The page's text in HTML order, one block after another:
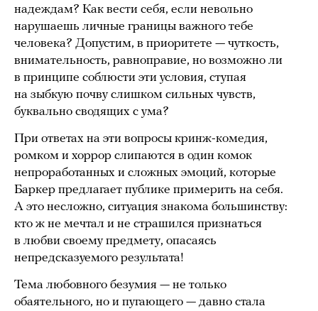
надеждам? Как вести себя, если невольно
нарушаешь личные границы важного тебе
человека? Допустим, в приоритете — чуткость,
внимательность, равноправие, но возможно ли
в принципе соблюсти эти условия, ступая
на зыбкую почву слишком сильных чувств,
буквально сводящих с ума?
При ответах на эти вопросы кринж-комедия,
ромком и хоррор слипаются в один комок
непроработанных и сложных эмоций, которые
Баркер предлагает публике примерить на себя.
А это несложно, ситуация знакома большинству:
кто ж не мечтал и не страшился признаться
в любви своему предмету, опасаясь
непредсказуемого результата!
Тема любовного безумия — не только
обаятельного, но и пугающего — давно стала